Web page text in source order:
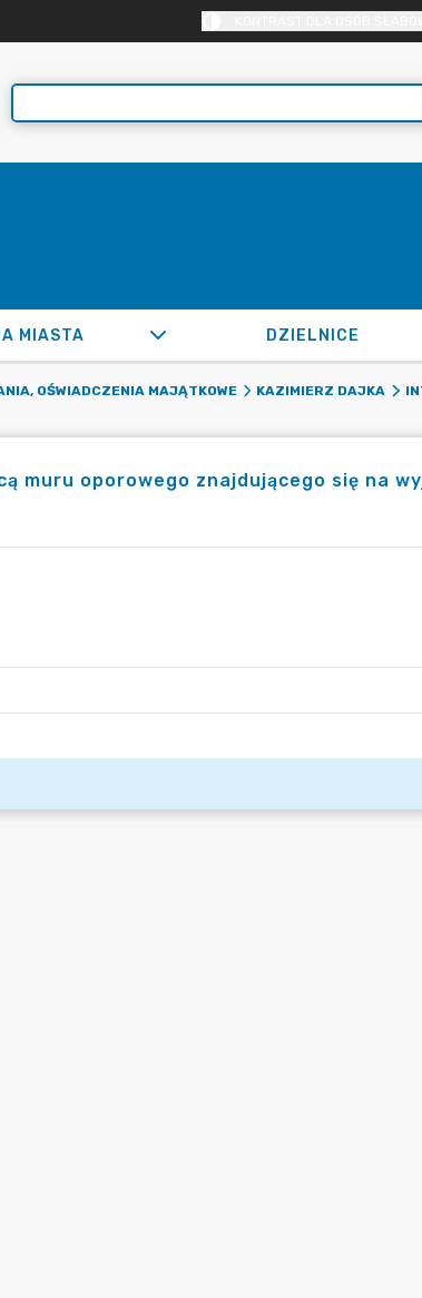
MIASTA DZIELNICE
OŚWIADCZENIA MAJĄTKOWE KAZIMIERZ DAJKA
muru oporowego znajdującego się na